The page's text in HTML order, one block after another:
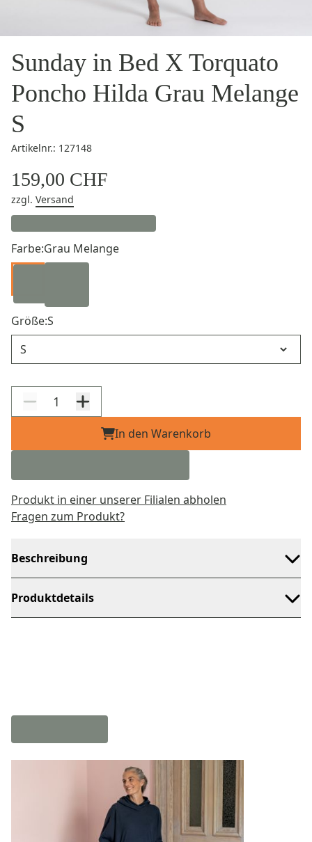
Sunday in Bed X Torquato
Poncho Hilda Grau Melange
S
Artikelnr.: 127148
159,00 CHF
zzgl. Versand
Farbe:Grau Melange
Größe:S
In den Warenkorb
Produkt in einer unserer Filialen abholen
Fragen zum Produkt?
Beschreibung
Produktdetails